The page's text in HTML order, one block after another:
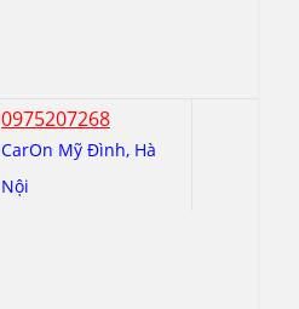
0975207268
CarOn Mỹ Đình, Hà
Nội